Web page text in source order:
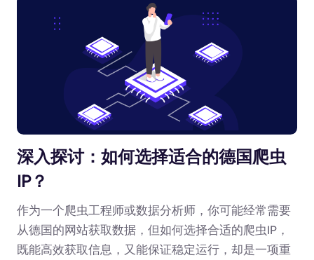
深入探讨：如何选择适合的德国爬虫
IP？
作为一个爬虫工程师或数据分析师，你可能经常需要
从德国的网站获取数据，但如何选择合适的爬虫IP，
既能高效获取信息，又能保证稳定运行，却是一项重